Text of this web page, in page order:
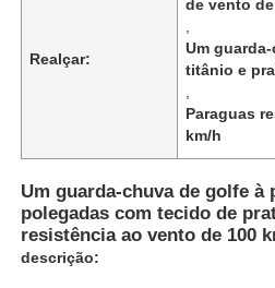
Realçar:
de vento
Um
titânio e
Paraguas
km/h
Um guarda-chuva de golfe à
polegadas com tecido de
resistência ao vento de 100
descrição: